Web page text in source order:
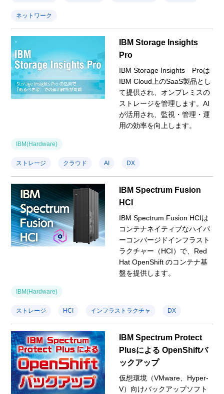
ネットワーク
IBM Storage Insights
Pro
IBM Storage Insights Proは
IBM Cloud上のSaaS製品とし
て提供され、オンプレミスの
ストレージを管理します。AI
が活用され、監視・管理・運
用の効率を向上します。
IBM(Hardware)
ストレージ クラウド AI DX
IBM Spectrum Fusion
HCI
IBM Spectrum Fusion HCIは
コンテナネイティブなハイパ
ーコンバージドインフラスト
ラクチャー（HCI）で、Red
Hat OpenShift のコンテナ基
盤を提供します。
IBM(Hardware)
ストレージ HCI インフラストラクチャ DX
IBM Spectrum Protect
Plusによる OpenShiftバ
ックアップ
仮想環境（VMware、Hyper-
V）向けバックアップソフト